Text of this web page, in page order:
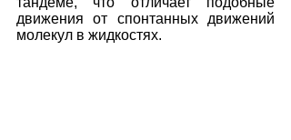
движения от спонтанных движений
молекул в жидкостях.